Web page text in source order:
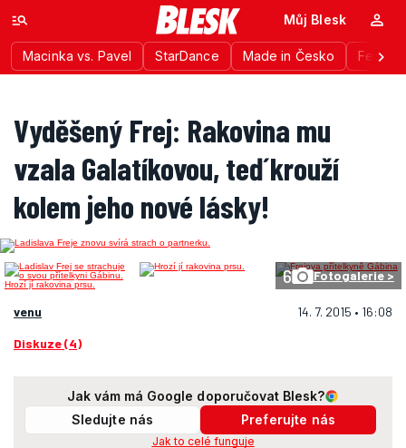
Macinka vs. Pavel StarDance Made in Česko
Můj Blesk
Vyděšený Frej: Rakovina mu
vzala Galatíkovou, teď krouží
kolem jeho nové lásky!
6 Fotogalerie >
venu 14. 7. 2015 • 16:08
Diskuze (4)
Jak vám má Google doporučovat Blesk?
Sledujte nás
Preferujte nás
Jak to celé funguje